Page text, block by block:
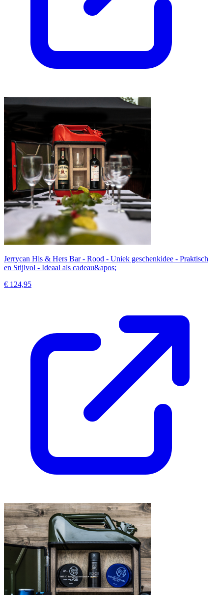
Jerrycan His & Hers Bar - Rood - Uniek geschenkidee - Praktisch
en Stijlvol - Ideaal als cadeau&apos;
€ 124,95